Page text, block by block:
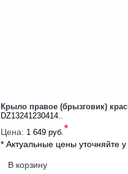
Крыло правое (брызговик)
DZ13241230414..
Цена: 1 649 руб. *
* Актуальные цены уточняйте
В корзину